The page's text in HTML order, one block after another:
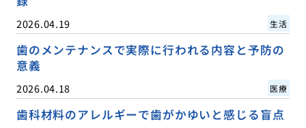
2026.04.19 生活
歯のメンテナンスで実際に行われる内容と予防の
意義
2026.04.18 医療
歯科材料のアレルギーで歯がかゆいと感じる盲点